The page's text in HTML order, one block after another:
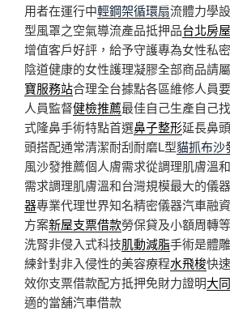
用者在運行中輕鋼架循環扇流體力學
型風罩之空氣導流產品抵押品台北房
增值客戶好評，給予守護專為女性私
陰道健康的女性護理凝膠全部商品請
寶服務站合理全台據點各區維修人員
人員監督健檢推薦最佳自己生產自己
式隆鼻手術特點首選鼻子整形延長鼻
頭搭配通常清潔耐刮耐磨L型貓抓布沙
風沙發推薦個人膚需求從調理肌膚溫和
需求調理肌膚溫和台灣規模最大的儀
器專業代理世界知名精密儀器汽車融
方案新屋支票借款勞保貸及小額周轉
洗腎非侵入式科技肌動減脂手術是體
練針對非入侵性的美容療程水飛梭快
效你支票借款配方抵押免財力證明大
適的當舖汽車借款